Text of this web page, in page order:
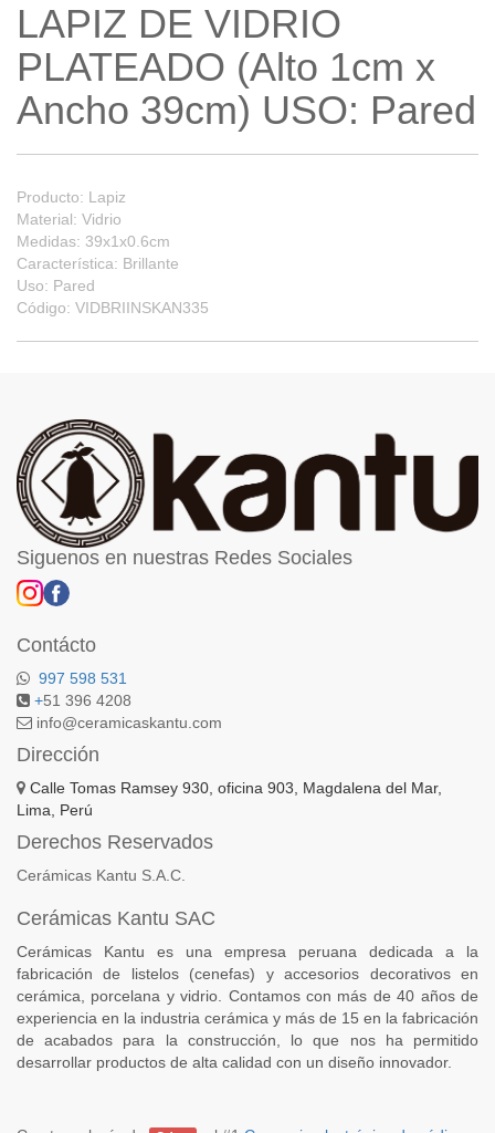
LAPIZ DE VIDRIO
PLATEADO (Alto 1cm x
Ancho 39cm) USO: Pared
Producto: Lapiz
Material: Vidrio
Medidas: 39x1x0.6cm
Característica: Brillante
Uso: Pared
Código: VIDBRIINSKAN335
Siguenos en nuestras Redes Sociales
Contácto
997 598 531
+51 396 4208
info@ceramicaskantu.com
Dirección
Calle Tomas Ramsey 930, oficina 903, Magdalena del Mar,
Lima, Perú
Derechos Reservados
Cerámicas Kantu S.A.C.
Cerámicas Kantu SAC
Cerámicas Kantu es una empresa peruana dedicada a la
fabricación de listelos (cenefas) y accesorios decorativos en
cerámica, porcelana y vidrio. Contamos con más de 40 años de
experiencia en la industria cerámica y más de 15 en la fabricación
de acabados para la construcción, lo que nos ha permitido
desarrollar productos de alta calidad con un diseño innovador.